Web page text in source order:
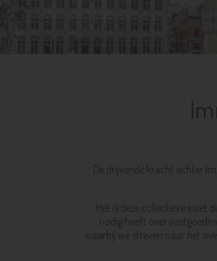
De drijvende kracht achter
Het is deze collectieve inzet
nodig heeft over
waarbij we streven naar het